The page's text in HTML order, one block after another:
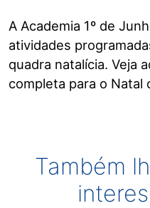
A Academia 1º de
atividades
quadra natalícia. Veja
completa para o Natal
Também